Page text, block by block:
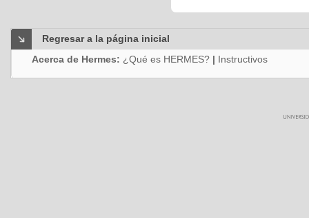
Regresar a la página inicial
Acerca de Hermes: ¿Qué es HERMES? | Instructivos